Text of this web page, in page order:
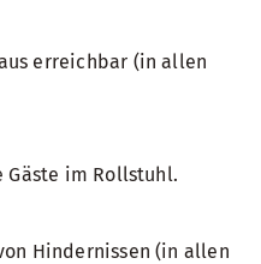
erreichbar (in allen
Gäste im Rollstuhl.
Hindernissen (in allen